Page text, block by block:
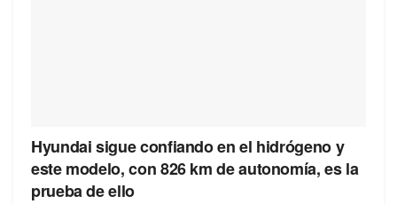
Hyundai sigue confiando en el hidrógeno y
este modelo, con 826 km de autonomía, es la
prueba de ello